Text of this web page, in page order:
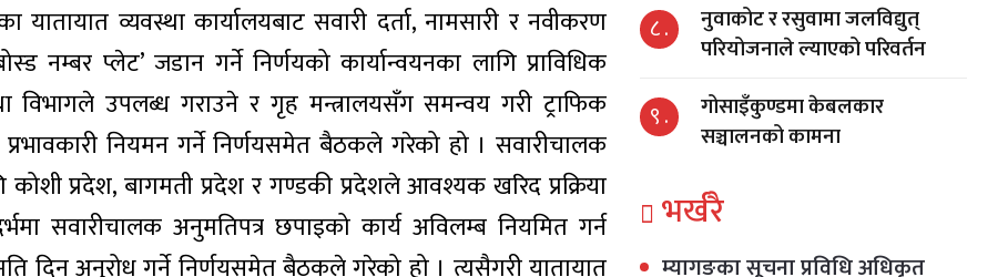
व्यवस्था कार्यालयबाट सवारी दर्ता, नामसारी र नवीकरण
नम्बर प्लेट’ जडान गर्ने निर्णयको कार्यान्वयनका लागि प्राविधिक
विभागले उपलब्ध गराउने र गृह मन्त्रालयसँग समन्वय गरी ट्राफिक
प्रभावकारी नियमन गर्ने निर्णयसमेत बैठकले गरेको हो । सवारीचालक
प्रदेश, बागमती प्रदेश र गण्डकी प्रदेशले आवश्यक खरिद प्रक्रिया
सवारीचालक अनुमतिपत्र छपाइको कार्य अविलम्ब नियमित गर्न
दिन अनुरोध गर्ने निर्णयसमेत बैठकले गरेको हो । त्यसैगरी यातायात
८ .
नुवाकोट र रसुवामा जलविद्युत्
परियोजनाले ल्याएको परिवर्तन
९ .
गोसाइँकुण्डमा केबलकार
सञ्चालनको कामना
भर्खरै
म्यागङका सूचना प्रविधि अधिकृत